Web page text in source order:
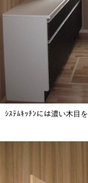
ｼｽﾃﾑｷｯﾁﾝには濃い木目を